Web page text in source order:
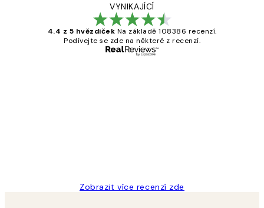
VYNIKAJÍCÍ
4.4 z 5 hvězdiček Na základě 108386 recenzí.
Podívejte se zde na některé z recenzí.
Zobrazit více recenzí zde